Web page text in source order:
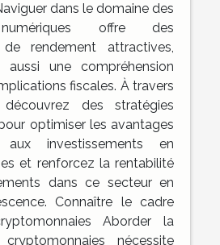
dans le domaine des
offre des
de rendement attractives,
aussi une compréhension
fiscales. À travers
des stratégies
optimiser les avantages
investissements en
et renforcez la rentabilité
dans ce secteur en
Connaître le cadre
Aborder la
nécessite